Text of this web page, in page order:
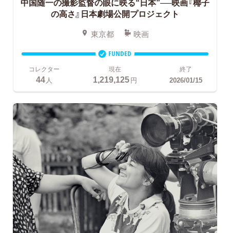
の高さ』日本劇場公開プロジェクト
東京都 映画
FUNDED
コレクター
44 人
現在
1,219,125円
終了
2026/01/15